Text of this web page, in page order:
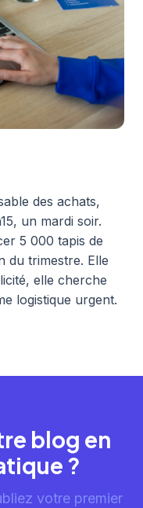
des achats,
un mardi soir.
5 000 tapis de
du trimestre. Elle
elle cherche
logistique urgent.
blog en
?
votre premier